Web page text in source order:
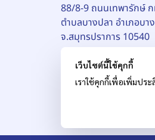
88/8-9 ถนนเทพารักษ์
ตำบลบางปลา อำเภอบา
จ.สมุทรปราการ 10540
เว็บไซต์นี้ใช้คุกกี้
เราใช้คุกกี้เพื่อเพิ่มปร